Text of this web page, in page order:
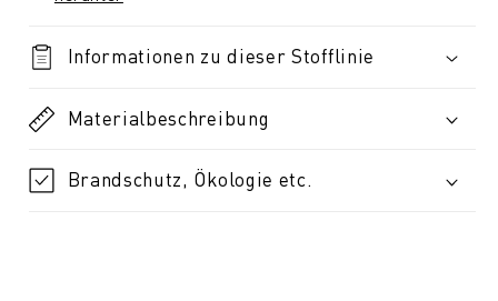
Informationen zu dieser Stofflinie
Materialbeschreibung
Brandschutz, Ökologie etc.